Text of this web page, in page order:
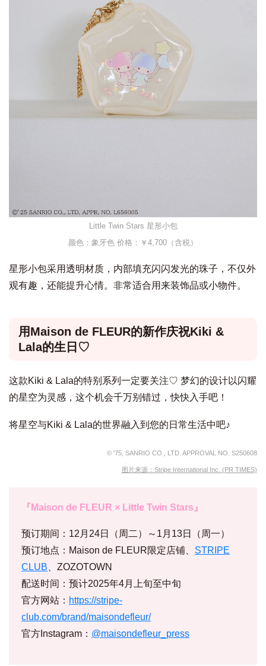
Little Twin Stars 星形小包
颜色：象牙色 价格：￥4,700（含税）
星形小包采用透明材质，内部填充闪闪发光的珠子，不仅外
观有趣，还能提升心情。非常适合用来装饰品或小物件。
用Maison de FLEUR的新作庆祝Kiki &
Lala的生日♡
这款Kiki & Lala的特别系列一定要关注♡ 梦幻的设计以闪耀
的星空为灵感，这个机会千万别错过，快快入手吧！
将星空与Kiki & Lala的世界融入到您的日常生活中吧♪
© '75, SANRIO CO., LTD. APPROVAL NO. S250608
图片来源：Stripe International Inc. (PR TIMES)
『Maison de FLEUR × Little Twin Stars』
预订期间：12月24日（周二）～1月13日（周一）
预订地点：Maison de FLEUR限定店铺、 STRIPE
CLUB 、ZOZOTOWN
配送时间：预计2025年4月上旬至中旬
官方网站： https://stripe-
club.com/brand/maisondefleur/
官方Instagram： @maisondefleur_press